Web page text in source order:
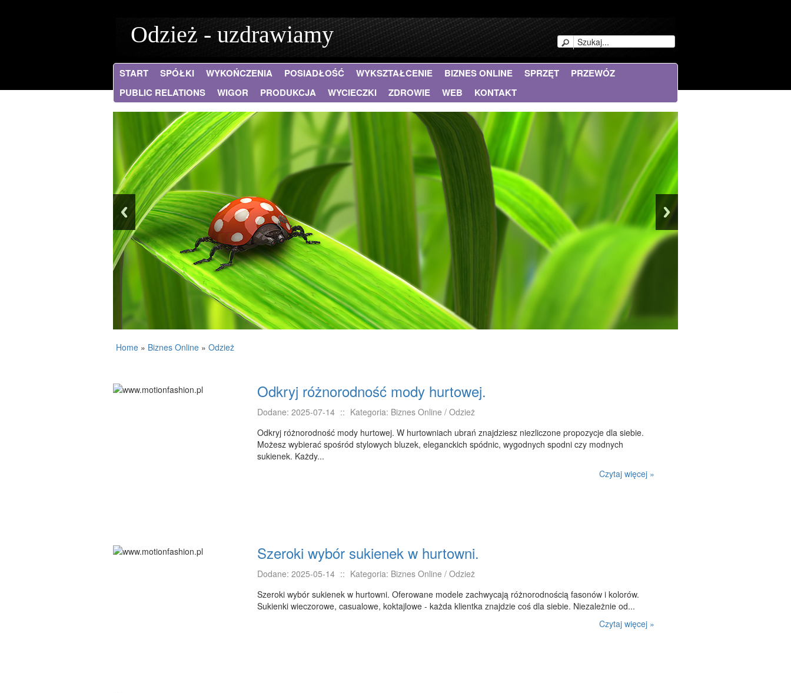
Odzież - uzdrawiamy
START SPÓŁKI WYKOŃCZENIA POSIADŁOŚĆ WYKSZTAŁCENIE BIZNES ONLINE SPRZĘT
PRZEWÓZ
PUBLIC RELATIONS
WIGOR PRODUKCJA WYCIECZKI ZDROWIE WEB KONTAKT
Home » Biznes Online » Odzież
Odkryj różnorodność mody hurtowej.
Dodane: 2025-07-14 :: Kategoria: Biznes Online / Odzież
Odkryj różnorodność mody hurtowej. W hurtowniach ubrań znajdziesz niezliczone propozycje dla siebie.
Możesz wybierać spośród stylowych bluzek, eleganckich spódnic, wygodnych spodni czy modnych
sukienek. Każdy...
Czytaj więcej »
Szeroki wybór sukienek w hurtowni.
Dodane: 2025-05-14 :: Kategoria: Biznes Online / Odzież
Szeroki wybór sukienek w hurtowni. Oferowane modele zachwycają różnorodnością fasonów i kolorów.
Sukienki wieczorowe, casualowe, koktajlowe - każda klientka znajdzie coś dla siebie. Niezależnie od...
Czytaj więcej »